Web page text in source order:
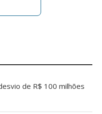
de R$ 100 milhões